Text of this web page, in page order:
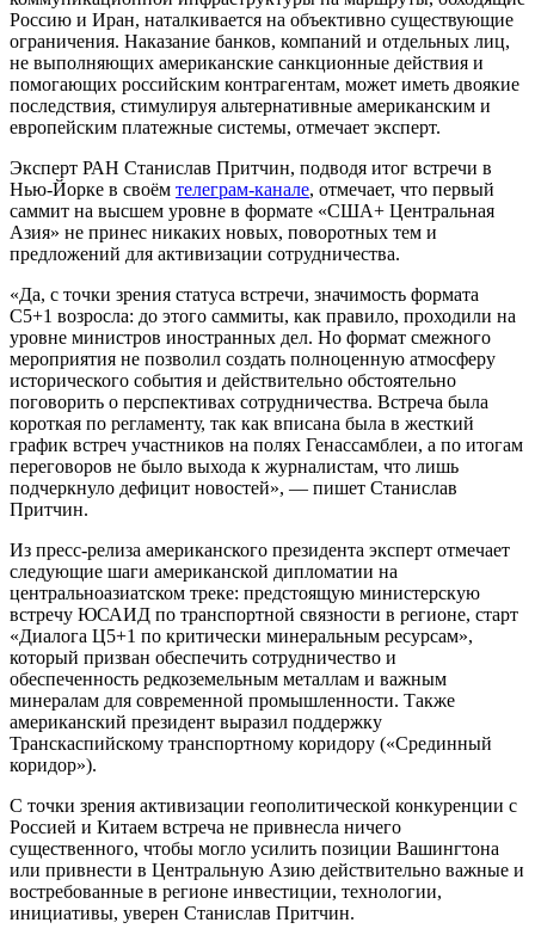
Россию и Иран, наталкивается на объективно существующие
ограничения. Наказание банков, компаний и отдельных лиц,
не выполняющих американские санкционные действия и
помогающих российским контрагентам, может иметь двоякие
последствия, стимулируя альтернативные американским и
европейским платежные системы, отмечает эксперт.
Эксперт РАН Станислав Притчин, подводя итог встречи в
Нью-Йорке в своём телеграм-канале, отмечает, что первый
саммит на высшем уровне в формате «США+ Центральная
Азия» не принес никаких новых, поворотных тем и
предложений для активизации сотрудничества.
«Да, с точки зрения статуса встречи, значимость формата
C5+1 возросла: до этого саммиты, как правило, проходили на
уровне министров иностранных дел. Но формат смежного
мероприятия не позволил создать полноценную атмосферу
исторического события и действительно обстоятельно
поговорить о перспективах сотрудничества. Встреча была
короткая по регламенту, так как вписана была в жесткий
график встреч участников на полях Генассамблеи, а по итогам
переговоров не было выхода к журналистам, что лишь
подчеркнуло дефицит новостей», — пишет Станислав
Притчин.
Из пресс-релиза американского президента эксперт отмечает
следующие шаги американской дипломатии на
центральноазиатском треке: предстоящую министерскую
встречу ЮСАИД по транспортной связности в регионе, старт
«Диалога Ц5+1 по критически минеральным ресурсам»,
который призван обеспечить сотрудничество и
обеспеченность редкоземельным металлам и важным
минералам для современной промышленности. Также
американский президент выразил поддержку
Транскаспийскому транспортному коридору («Срединный
коридор»).
С точки зрения активизации геополитической конкуренции с
Россией и Китаем встреча не привнесла ничего
существенного, чтобы могло усилить позиции Вашингтона
или привнести в Центральную Азию действительно важные и
востребованные в регионе инвестиции, технологии,
инициативы, уверен Станислав Притчин.